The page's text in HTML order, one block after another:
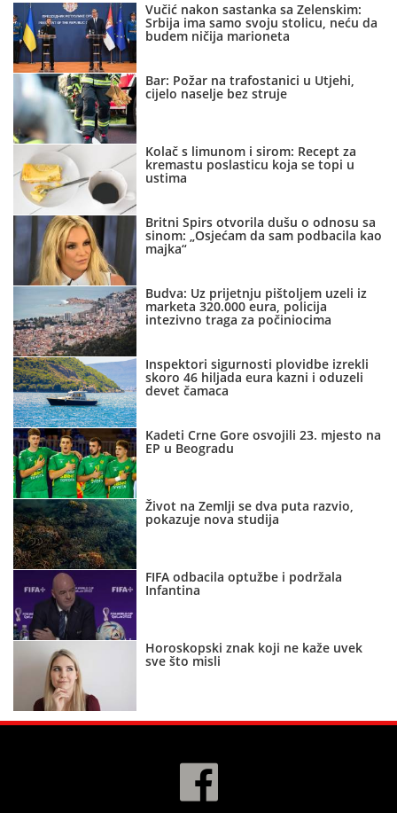
Vučić nakon sastanka sa Zelenskim:
Srbija ima samo svoju stolicu, neću da
budem ničija marioneta
Bar: Požar na trafostanici u Utjehi,
cijelo naselje bez struje
Kolač s limunom i sirom: Recept za
kremastu poslasticu koja se topi u
ustima
Britni Spirs otvorila dušu o odnosu sa
sinom: „Osjećam da sam podbacila kao
majka“
Budva: Uz prijetnju pištoljem uzeli iz
marketa 320.000 eura, policija
intezivno traga za počiniocima
Inspektori sigurnosti plovidbe izrekli
skoro 46 hiljada eura kazni i oduzeli
devet čamaca
Kadeti Crne Gore osvojili 23. mjesto na
EP u Beogradu
Život na Zemlji se dva puta razvio,
pokazuje nova studija
FIFA odbacila optužbe i podržala
Infantina
Horoskopski znak koji ne kaže uvek
sve što misli